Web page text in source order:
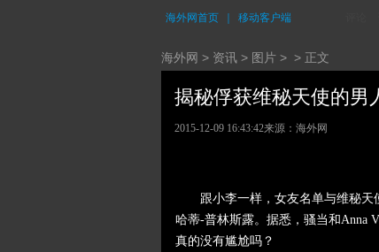
海外网首页 移动客户端
海外网 > 资讯 > 图片 > > 正文
揭秘俘获维秘天使的
2015-12-09 16:43:42来源：海外网
跟小李一样，女友名单与维秘天
哈蒂-普林斯露。据悉，骚当和Anna
真的没有尴尬吗？